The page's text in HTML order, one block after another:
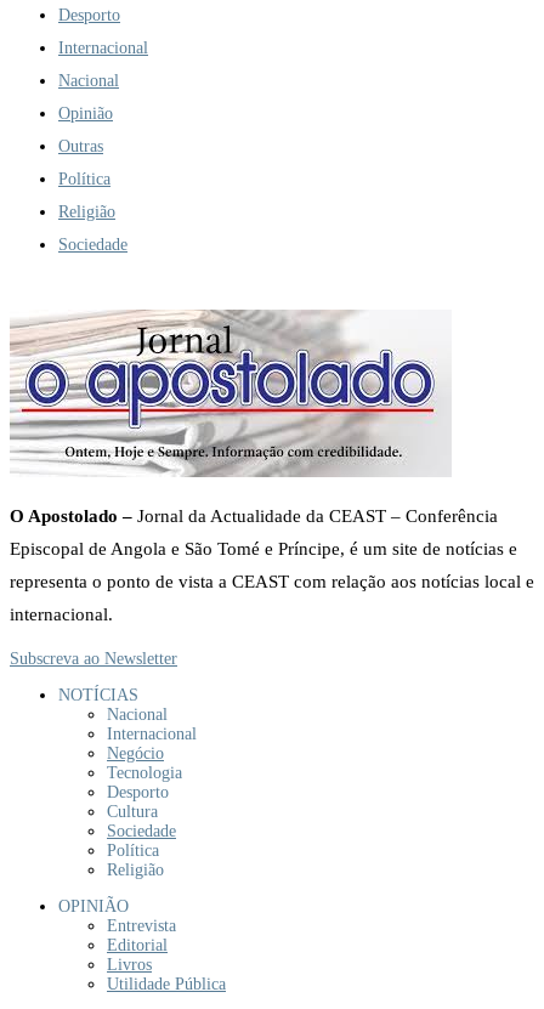
Desporto
Internacional
Nacional
Opinião
Outras
Política
Religião
Sociedade
O Apostolado – Jornal da Actualidade da CEAST – Conferência
Episcopal de Angola e São Tomé e Príncipe, é um site de notícias e
representa o ponto de vista a CEAST com relação aos notícias local e
internacional.
Subscreva ao Newsletter
NOTÍCIAS
Nacional
Internacional
Negócio
Tecnologia
Desporto
Cultura
Sociedade
Política
Religião
OPINIÃO
Entrevista
Editorial
Livros
Utilidade Pública